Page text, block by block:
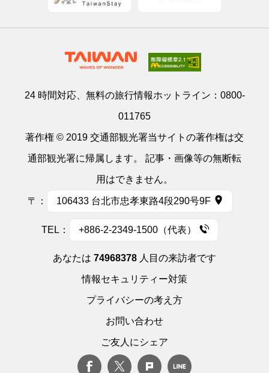
24 時間対応、無料の旅行情報ホットライン： 0800-
011765
著作権 © 2019 交通部観光署当サイトの著作権は交
通部観光署に帰属します。 記事・画像等の無断転
用はできません。
〒： 106433 台北市忠孝東路4段290号9F
TEL： +886-2-2349-1500（代表）
あなたは 74968378 人目の来訪者です
情報セキュリティー対策
プライバシーの考え方
お問い合わせ
ご友人にシェア